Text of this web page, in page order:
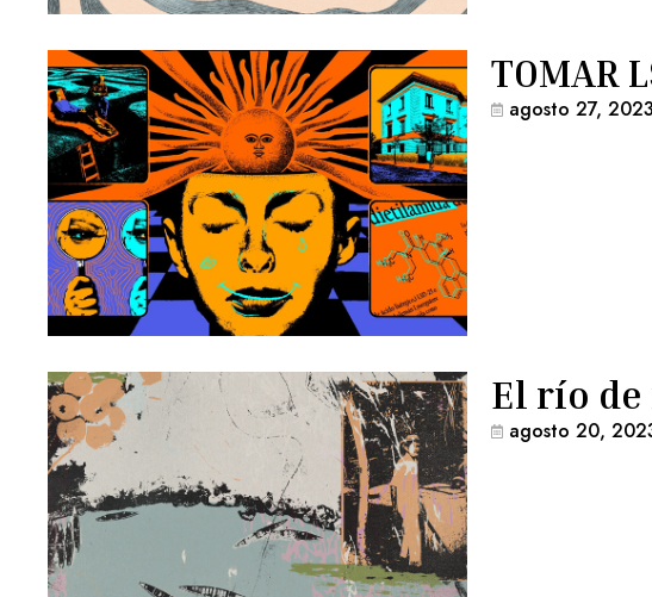
TOMAR
agosto 27, 2023
El río
agosto 20,